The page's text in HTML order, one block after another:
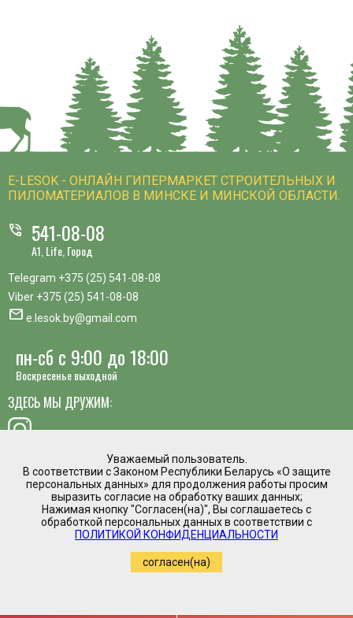
Уважаемый пользователь.
В соответствии с Законом Республики Беларусь «О защите
персональных данных» для продолжения работы просим
выразить согласие на обработку ваших данных;
Нажимая кнопку "Согласен(на)", Вы соглашаетесь с
обработкой персональных данных в соответствии с
ПОЛИТИКОЙ КОНФИДЕНЦИАЛЬНОСТИ
согласен(на)
E-LESOK - ОНЛАЙН ГИПЕРМАРКЕТ СТРОИТЕЛЬНЫХ И
ПИЛОМАТЕРИАЛОВ В МИНСКЕ И МИНСКОЙ ОБЛАСТИ.
phone_in_talk 541-08-08
A1, Life, Город
Telegram +375 (25) 541-08-08
Viber +375 (25) 541-08-08
mail e.lesok.by@gmail.com
пн-сб с 9:00 до 18:00
Воскресенье выходной
ЗДЕСЬ МЫ ДРУЖИМ:
хотите предложить идею, похвалить сотрудника или
пожаловаться?
Написать директору
Интернет магазин временно приостановил